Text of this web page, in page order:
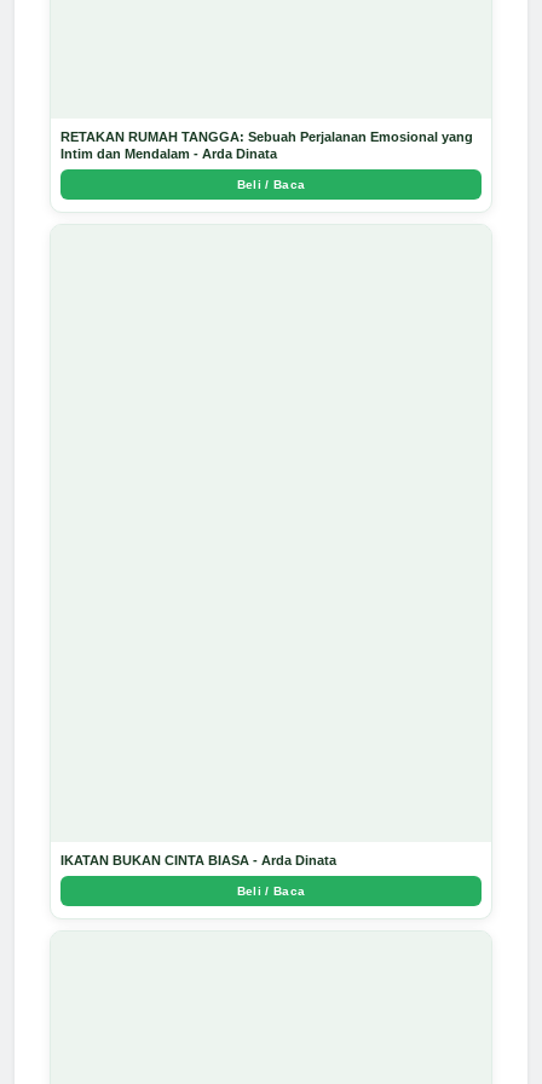
RETAKAN RUMAH TANGGA: Sebuah Perjalanan Emosional yang
Intim dan Mendalam - Arda Dinata
Beli / Baca
IKATAN BUKAN CINTA BIASA - Arda Dinata
Beli / Baca